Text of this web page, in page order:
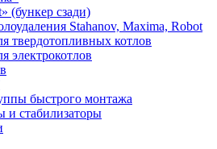
(бункер сзади)
Stahanov, Maxima, Robot
твердотопливных котлов
электрокотлов
быстрого монтажа
и стабилизаторы